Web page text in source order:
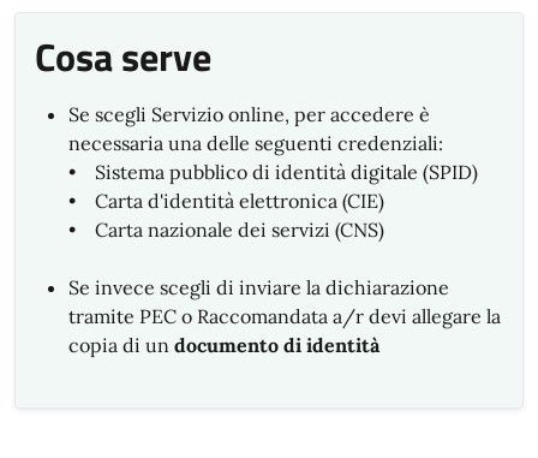
Cosa serve
Se scegli Servizio online, per accedere è
necessaria una delle seguenti credenziali:
• Sistema pubblico di identità digitale (SPID)
• Carta d'identità elettronica (CIE)
• Carta nazionale dei servizi (CNS)
Se invece scegli di inviare la dichiarazione
tramite PEC o Raccomandata a/r devi allegare la
copia di un documento di identità